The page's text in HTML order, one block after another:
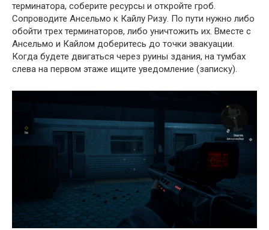
терминатора, соберите ресурсы и откройте гроб.
Сопроводите Ансельмо к Кайлу Ризу. По пути нужно либо
обойти трех терминаторов, либо уничтожить их. Вместе с
Ансельмо и Кайлом доберитесь до точки эвакуации.
Когда будете двигаться через руины здания, на тумбах
слева на первом этаже ищите уведомление (записку).